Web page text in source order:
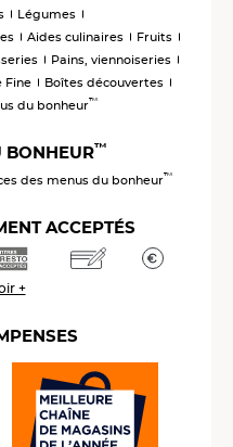
Légumes
Aides culinaires
Fruits
Pains, viennoiseries
Fine
Boîtes découvertes
du bonheur™
BONHEUR™
des menus du bonheur™
ACCEPTÉS
+